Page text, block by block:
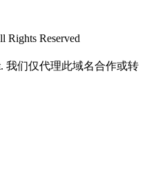
Rights Reserved
我们仅代理此域名合作或转